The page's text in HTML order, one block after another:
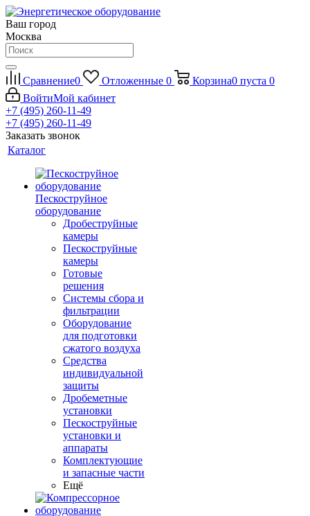
Ваш город
Москва
Сравнение0 Отложенные 0 Корзина0 пуста 0
ВойтиМой кабинет
+7 (495) 260-11-49
+7 (495) 260-11-49
Заказать звонок
Каталог
Пескоструйное
оборудование
Дробеструйные
камеры
Пескоструйные
камеры
Готовые
решения
Системы сбора и
фильтрации
Оборудование
для подготовки
сжатого воздуха
Средства
индивидуальной
защиты
Дробеметные
установки
Пескоструйные
установки и
аппараты
Комплектующие
и запасные части
Ещё